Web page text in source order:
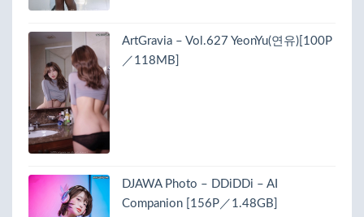
ArtGravia – Vol.627 YeonYu(연유)[100P
／118MB]
DJAWA Photo – DDiDDi – AI
Companion [156P／1.48GB]